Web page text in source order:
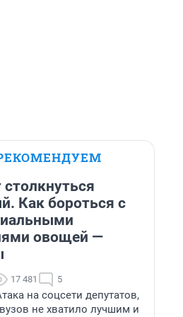
Как бороться с
овощей —
17 481 5
на соцсети депутатов,
не хватило лучшим и